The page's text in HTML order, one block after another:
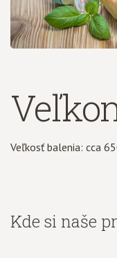
Veľkosť balenia: cca
Kde si naše